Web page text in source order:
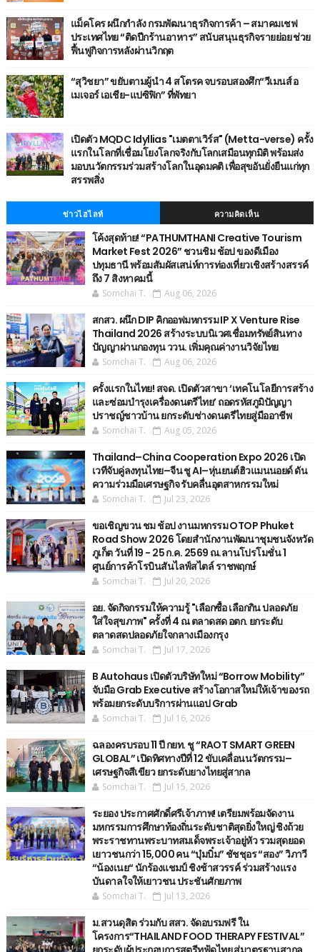
แม็คโคร ผนึกกำลัง กรมพัฒนาธุรกิจการค้า – สมาคมเชฟ
ประเทศไทย “ติดปีกร้านอาหาร” สนับสนุนธุรกิจรายย่อย ช่วย
ฟื้นฟูกิจการหลังผ่านวิกฤต
“สุวิชยา” ขยับตามผู้นำ 4 สโตรค จบรอบสองศึก“วีเมนส์ อ
เมเจอร์ เอเชีย-แปซิฟิก” ที่พัทยา
เปิดตัว MQDC Idyllias "เมตตาเวิร์ส" (Metta-verse) ครั้ง
แรกในโลกที่เชื่อมโยงโลกจริงกับโลกเสมือนทุกมิติ พร้อมส่ง
มอบนวัตกรรมร่วมสร้างโลกในอุดมคติ เพื่อสุขอันยั่งยืนแก่ทุก
สรรพสิ่ง
ข่าวไฮไลท์ ความคิดเห็น
โค้งสุดท้าย! “PATHUMTHANI Creative Tourism
Market Fest 2026” ชวนชิม ช้อป ของดีเมือง
ปทุมธานี พร้อมสัมผัสเสน่ห์การท่องเที่ยวเชิงสร้างสรรค์
ถึง 7 สิงหาคมนี้
Somchai T. Aug 06, 2026
สกสว. ผนึก DIP คิกออฟมหกรรม IP X Venture Rise
Thailand 2026 สร้างระบบนิเวศเชื่อมทรัพย์สินทาง
ปัญญาผ่านกองทุน ววน. เพิ่มคุณค่างานวิจัยไทย
Somchai T. Aug 06, 2026
ครั้งแรกในไทย! สจด. เปิดตัวสาขา ‘เทคโนโลยีการสร้าง
และซ่อมบำรุงเครื่องดนตรีไทย’ ​ถอดรหัสภูมิปัญญา
ปราชญ์ชาวบ้าน ยกระดับช่างดนตรีไทยสู่มืออาชีพ
Somchai T. Aug 05, 2026
Thailand–China Cooperation Expo 2026 เปิด
เวทีจับคู่ลงทุนไทย–จีน ชู AI–หุ่นยนต์ฮิวแมนนอยด์ ดัน
ความร่วมมือเศรษฐกิจ รับคลื่นอุตสาหกรรมใหม่
Somchai T. Jul 23, 2026
ขอเชิญขวน ชม ช้อป งานมหกรรม OTOP Phuket
Road Show 2026 โดยสำนักงานพัฒนาชุมชนจังหวัด
ภูเก็ต วันที่ 19 - 25 ก.ค. 2569 ณ.ลานโปรโมชั่น 1
ศูนย์การค้าโรบินสันไลฟ์สไตล์ ราชพฤกษ์
Somchai T. Jul 20, 2026
อย. จัดกิจกรรมให้ความรู้ "เลือกซื้อ เลือกกิน ปลอดภัย
ใส่ใจสุขภาพ" ครั้งที่ 4 ณ ตลาดสด อตก. ยกระดับ
ตลาดสดปลอดภัยใจกลางเมืองกรุง
Somchai T. Jul 17, 2026
B Autohaus เปิดตัวบริษัทใหม่ “Borrow Mobility”
จับมือ Grab Executive สร้างโอกาสใหม่ให้เจ้าของรถ
พร้อมยกระดับบริการผ่านแอป Grab
Somchai T. Jul 16, 2026
ฉลองครบรอบ 11 ปี กยท. ชู “RAOT SMART GREEN
GLOBAL” เปิดทิศทางปีที่ 12 ขับเคลื่อนนวัตกรรม–
เศรษฐกิจสีเขียว ยกระดับยางไทยสู่สากล
Somchai T. Jul 15, 2026
ระยอง ประกาศศักดิ์ศรีเจ้าภาพ! เตรียมพร้อมจัดงาน
มหกรรมการศึกษาท้องถิ่นระดับชาติสุดยิ่งใหญ่ ชิงถ้วย
พระราชทานพระบาทสมเด็จพระเจ้าอยู่หัว รวมสุดยอด
เยาวชนกว่า 15,000 คน “บุ๋มบิ๋ม” ชัชชุอร “สอง” วิภาวี
“น้องเนย“ นักร้องแชมป์ ชิงช้าสวรรค์ ร่วมสร้างแรง
บันดาลใจให้เยาวชน ประชันศักยภาพ
Somchai T. Jul 13, 2026
ม.สวนดุสิต ร่วมกับ สสว. จัดอบรมฟรี ใน
โครงการ“THAILAND FOOD THERAPY FESTIVAL”